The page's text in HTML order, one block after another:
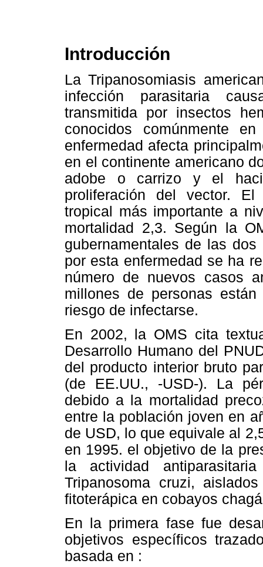
Introducción
La Tripanosomiasis
infección parasitaria
transmitida por insectos
conocidos comúnmente
enfermedad afecta
en el continente americano
adobe o carrizo y el
proliferación del vector.
tropical más importante a
mortalidad 2,3. Según la
gubernamentales de las
por esta enfermedad se ha
número de nuevos casos
millones de personas
riesgo de infectarse.
En 2002, la OMS cita
Desarrollo Humano del
del producto interior bruto
(de EE.UU., -USD-). La
debido a la mortalidad
entre la población joven en
de USD, lo que equivale al
en 1995. el objetivo de la
la actividad
Tripanosoma cruzi,
fitoterápica en cobayos
En la primera fase fue
objetivos específicos
basada en :